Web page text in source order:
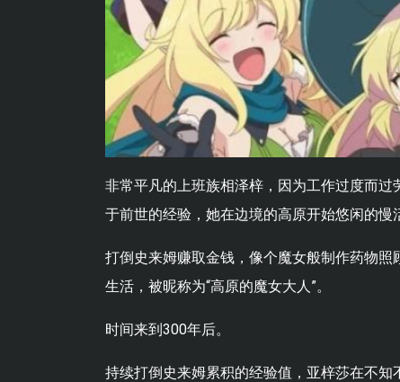
非常平凡的上班族相泽梓，因为工作过度而
于前世的经验，她在边境的高原开始悠闲的慢
打倒史来姆赚取金钱，像个魔女般制作药物
生活，被昵称为“高原的魔女大人”。
时间来到300年后。
持续打倒史来姆累积的经验值，亚梓莎在不知